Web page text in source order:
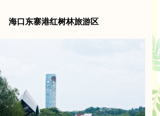
海口东寨港红树林旅游区